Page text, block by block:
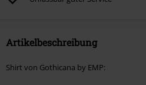
Artikel, die einen Spendenbeitrag
Artikelbeschreibung
Shirt von Gothicana by EMP: